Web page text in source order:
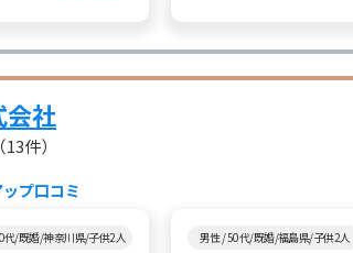
会社
（13件）
プ口コミ
代/既婚/神奈川県/子供2人 男性 / 50代/既婚/福島県/子供2人